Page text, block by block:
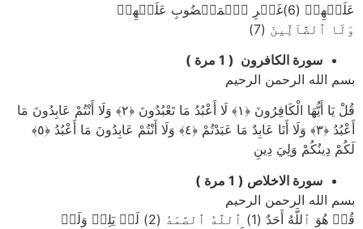
عَلَيۡهِمۡ (6)غَيۡرِ ٱلۡمَغۡضُوبِ عَلَيۡهِمۡ
وَلَا ٱلضَّآلِّينَ (7)
سورة الكافرون ( 1 مرة )
بسم الله الرحمن الرحيم
قُلْ يَا أَيُّهَا الْكَافِرُونَ ﴿۱﴾ لَا أَعْبُدُ مَا تَعْبُدُونَ ﴿۲﴾ وَلَا أَنْتُمْ عَابِدُونَ مَا
أَعْبُدُ ﴿۳﴾ وَلَا أَنَا عَابِدٌ مَا عَبَدْتُمْ ﴿٤﴾ وَلَا أَنْتُمْ عَابِدُونَ مَا أَعْبُدُ ﴿٥﴾
لَكُمْ دِينُكُمْ وَلِيَ دِينِ
سورة الاخلاص ( 1 مرة )
بسم الله الرحمن الرحيم
قُلۡ هُوَ ٱللَّهُ أَحَدٌ (1) ٱللَّهُ ٱلصَّمَدُ (2) لَمۡ يَلِدۡ وَلَمۡ